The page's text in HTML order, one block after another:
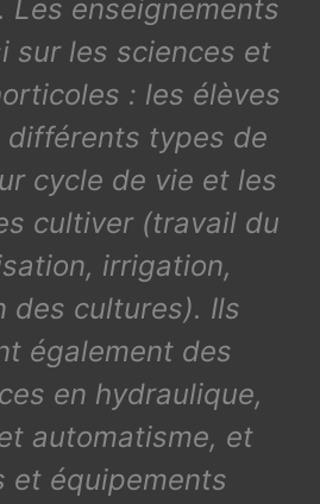
Les enseignements
sur les sciences et
: les élèves
types de
cycle de vie et les
cultiver (travail du
irrigation,
des cultures). Ils
également des
en hydraulique,
automatisme, et
et équipements